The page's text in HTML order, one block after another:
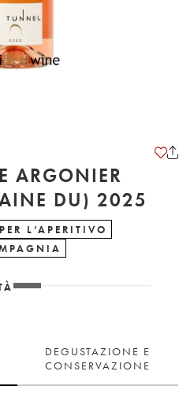
ARGONIER
TUNNEL (DOMAINE DU) 2025
L’APERITIVO
DEGUSTAZIONE E
CONSERVAZIONE